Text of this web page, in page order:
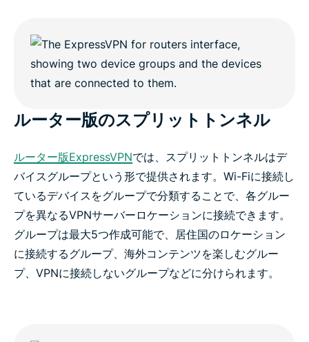
ルーター版のスプリットトンネル
ルーター版ExpressVPNでは、スプリットトンネルはデ
バイスグループという形で提供されます。Wi-Fiに接続し
ているデバイスをグループで分類することで、各グルー
プを異なるVPNサーバーロケーションに接続できます。
グループは最大5つ作成可能で、居住国のロケーション
に接続するグループ、海外コンテンツを楽しむグルー
プ、VPNに接続しないグループなどに分けられます。